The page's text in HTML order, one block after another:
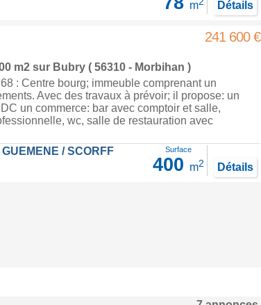
m Détails
241 600 €
m2 sur Bubry( 56310 - Morbihan )
: Centre bourg; immeuble comprenant un
Avec des travaux à prévoir; il propose: un
un commerce: bar avec comptoir et salle,
wc, salle de restauration avec
/ SCORFF
Surface
400 m2 Détails